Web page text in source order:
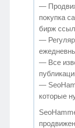
—
покупка
бирж
—
— Все
—
которые